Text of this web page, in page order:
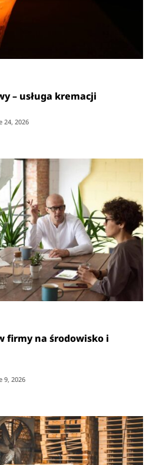
– usługa kremacji
24, 2026
firmy na środowisko i
9, 2026